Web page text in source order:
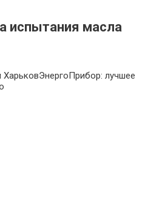
испытания масла
лучшее